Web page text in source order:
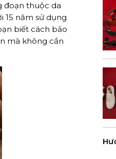
đoạn thuộc da
15 năm sử dụng
biết cách bảo
mà không cần